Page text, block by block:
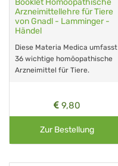
Booklet Homöopathische
Arzneimittellehre für Tiere
von Gnadl - Lamminger -
Händel
Diese Materia Medica umfasst
36 wichtige homöopathische
Arzneimittel für Tiere.
9,80
Zur Bestellung